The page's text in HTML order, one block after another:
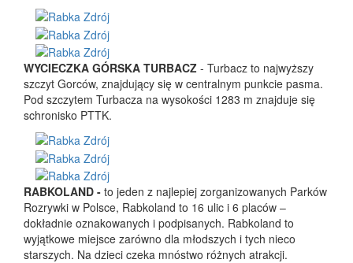
WYCIECZKA GÓRSKA TURBACZ - Turbacz to najwyższy
szczyt Gorców, znajdujący się w centralnym punkcie pasma.
Pod szczytem Turbacza na wysokości 1283 m znajduje się
schronisko PTTK.
RABKOLAND - to jeden z najlepiej zorganizowanych Parków
Rozrywki w Polsce, Rabkoland to 16 ulic i 6 placów –
dokładnie oznakowanych i podpisanych. Rabkoland to
wyjątkowe miejsce zarówno dla młodszych i tych nieco
starszych. Na dzieci czeka mnóstwo różnych atrakcji.